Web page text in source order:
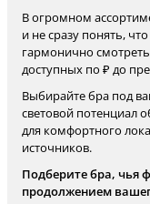
В огромном
и не сразу понять,
гармонично
доступных по ₽ до
Выбирайте бра под
световой потенциал
для комфортного
источников.
Подберите бра, чья
продолжением